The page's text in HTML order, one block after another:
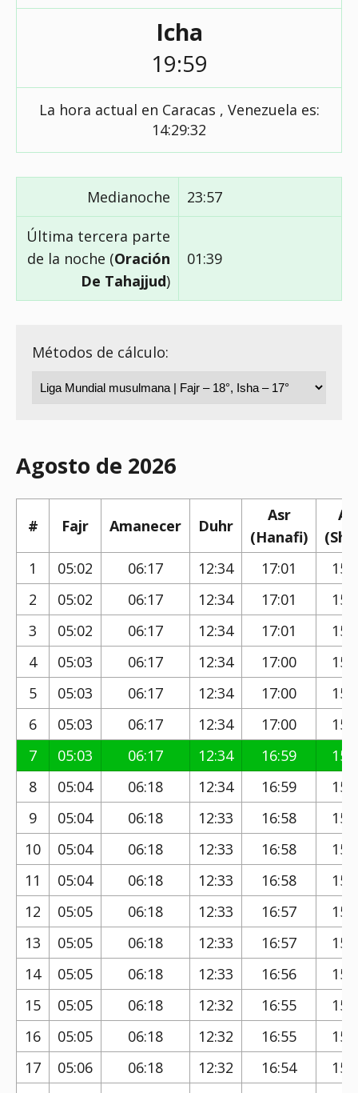
Icha
19:59
La hora actual en Caracas , Venezuela es:
14:29:33
Medianoche 23:57
Última tercera parte
de la noche (Oración
De Tahajjud)
01:39
Métodos de cálculo:
Agosto de 2026
# Fajr Amanecer Duhr
Asr
(Hanafi)
1
05:02 06:17 12:34 17:01
2
05:02 06:17 12:34 17:01
3
05:02 06:17 12:34 17:01
4
05:03 06:17 12:34 17:00
5
05:03 06:17 12:34 17:00
6
05:03 06:17 12:34 17:00
7
05:03 06:17 12:34 16:59
8
05:04 06:18 12:34 16:59
9
05:04 06:18 12:33 16:58
10
05:04 06:18 12:33 16:58
11
05:04 06:18 12:33 16:58
12
05:05 06:18 12:33 16:57
13
05:05 06:18 12:33 16:57
14
05:05 06:18 12:33 16:56
15
05:05 06:18 12:32 16:55
16
05:05 06:18 12:32 16:55
17
05:06 06:18 12:32 16:54